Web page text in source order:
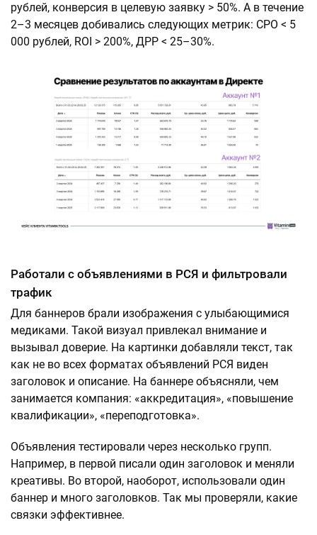
рублей, конверсия в целевую заявку > 50%. А в течение
2–3 месяцев добивались следующих метрик: CPO < 5
000 рублей, ROI > 200%, ДРР < 25–30%.
Работали с объявлениями в РСЯ и фильтровали
трафик
Для баннеров брали изображения с улыбающимися
медиками. Такой визуал привлекал внимание и
вызывал доверие. На картинки добавляли текст, так
как не во всех форматах объявлений РСЯ виден
заголовок и описание. На баннере объясняли, чем
занимается компания: «аккредитация», «повышение
квалификации», «переподготовка».
Объявления тестировали через несколько групп.
Например, в первой писали один заголовок и меняли
креативы. Во второй, наоборот, использовали один
баннер и много заголовков. Так мы проверяли, какие
связки эффективнее.